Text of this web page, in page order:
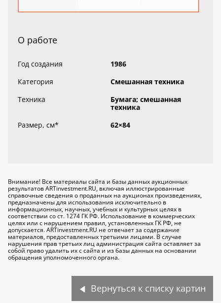
О работе
Год создания
1986
Категория
Смешанная техника
Техника
Бумага; смешанная
техника
Размер, см* 62×84
Внимание! Все материалы сайта и базы данных аукционных
результатов ARTinvestment.RU, включая иллюстрированные
справочные сведения о проданных на аукционах произведениях,
предназначены для использования исключительно в
информационных, научных, учебных и культурных целях в
соответствии со ст. 1274 ГК РФ. Использование в коммерческих
целях или с нарушением правил, установленных ГК РФ, не
допускается. ARTinvestment.RU не отвечает за содержание
материалов, предоставленных третьими лицами. В случае
нарушения прав третьих лиц администрация сайта оставляет за
собой право удалить их с сайта и из базы данных на основании
обращения уполномоченного органа.
Вернуться к списку картин